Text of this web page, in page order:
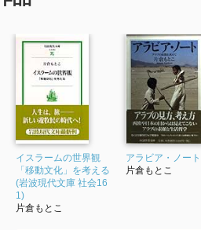
イスラームの世界観
「移動文化」を考える
(岩波現代文庫 社会16
1)
片倉もとこ
アラビア・ノート
片倉もとこ